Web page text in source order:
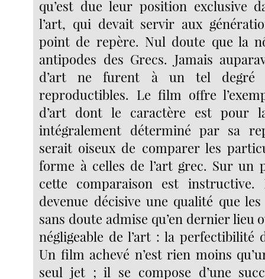
qu’est due leur position exclusive
l’art, qui devait servir aux
point de repère. Nul doute que la
antipodes des Grecs. Jamais
d’art ne furent à un tel degré
reproductibles. Le film offre
d’art dont le caractère est pour
intégralement déterminé par sa
serait oiseux de comparer les
forme à celles de l’art grec. Sur un
cette comparaison est
devenue décisive une qualité que les
sans doute admise qu’en dernier lieu
négligeable de l’art : la perfectibilité
Un film achevé n’est rien moins
seul jet ; il se compose d’une